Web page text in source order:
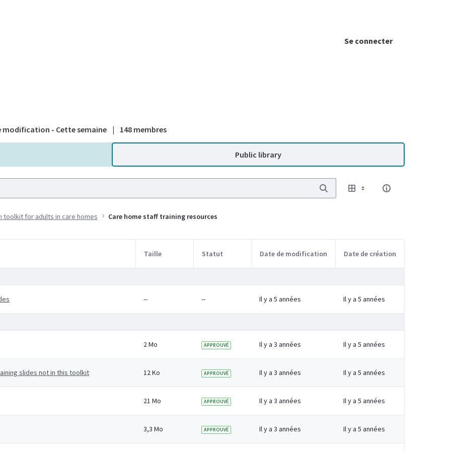
Se connecter
modification - Cette semaine | 148 membres
Public library
toolkit for adults in care homes Care home staff training resources
Taille Statut Date de modification Date de création
-- -- Il y a 5 années Il y a 5 années
2 Mo APPROUVÉ Il y a 3 années Il y a 5 années
slides not in this toolkit 12 Ko APPROUVÉ Il y a 3 années Il y a 5 années
21 Mo APPROUVÉ Il y a 3 années Il y a 5 années
3,3 Mo APPROUVÉ Il y a 3 années Il y a 5 années